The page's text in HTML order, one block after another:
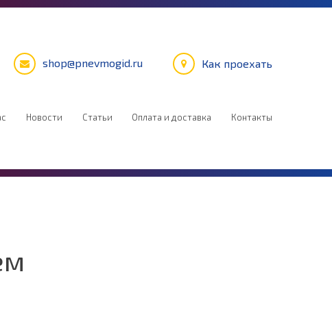
shop@pnevmogid.ru Как проехать
Новости Статьи Оплата и доставка Контакты